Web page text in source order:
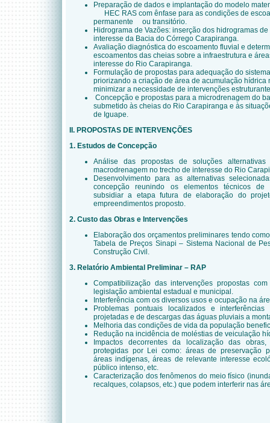
Preparação de dados e implantação do modelo
HEC RAS com ênfase para as condições de
permanente ou transitório.
Hidrograma de Vazões: inserção dos hidrogramas
interesse da Bacia do Córrego Carapiranga.
Avaliação diagnóstica do escoamento fluvial e
escoamentos das cheias sobre a infraestrutura e
interesse do Rio Carapiranga.
Formulação de propostas para adequação do
priorizando a criação de área de acumulação hídrica
minimizar a necessidade de intervenções
Concepção e propostas para a microdrenagem do
submetido às cheias do Rio Carapiranga e às
de Iguape.
II. PROPOSTAS DE INTERVENÇÕES
1. Estudos de Concepção
Análise das propostas de soluções
macrodrenagem no trecho de interesse do Rio
Desenvolvimento para as alternativas
concepção reunindo os elementos técnicos de
subsidiar a etapa futura de elaboração do
empreendimentos proposto.
2. Custo das Obras e Intervenções
Elaboração dos orçamentos preliminares tendo
Tabela de Preços Sinapi – Sistema Nacional de
Construção Civil.
3. Relatório Ambiental Preliminar – RAP
Compatibilização das intervenções propostas
legislação ambiental estadual e municipal.
Interferência com os diversos usos e ocupação na
Problemas pontuais localizados e interferências
projetadas e de descargas das águas pluviais a
Melhoria das condições de vida da população
Redução na incidência de moléstias de veiculação
Impactos decorrentes da localização das
protegidas por Lei como: áreas de preservação
áreas indígenas, áreas de relevante interesse
público intenso, etc.
Caracterização dos fenômenos do meio físico
recalques, colapsos, etc.) que podem interferir nas